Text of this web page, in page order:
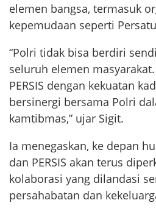
elemen bangsa, termasuk
kepemudaan seperti
“Polri tidak bisa berdiri
seluruh elemen
PERSIS dengan kekuatan
bersinergi bersama Polri
kamtibmas,” ujar Sigit.
Ia menegaskan, ke depan
dan PERSIS akan terus
kolaborasi yang dilandasi
persahabatan dan